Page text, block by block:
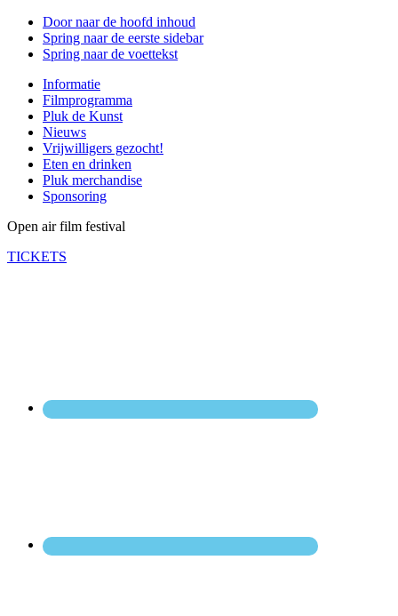
Door naar de hoofd inhoud
Spring naar de eerste sidebar
Spring naar de voettekst
Informatie
Filmprogramma
Pluk de Kunst
Nieuws
Vrijwilligers gezocht!
Eten en drinken
Pluk merchandise
Sponsoring
Open air film festival
TICKETS